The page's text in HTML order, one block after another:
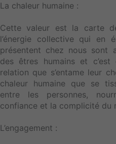
La chaleur humaine :
Cette valeur est la carte
l’énergie collective qui en
présentent chez nous sont
des êtres humains et c’est
relation que s’entame leur
chaleur humaine que se
entre les personnes,
confiance et la complicité du
L’engagement :